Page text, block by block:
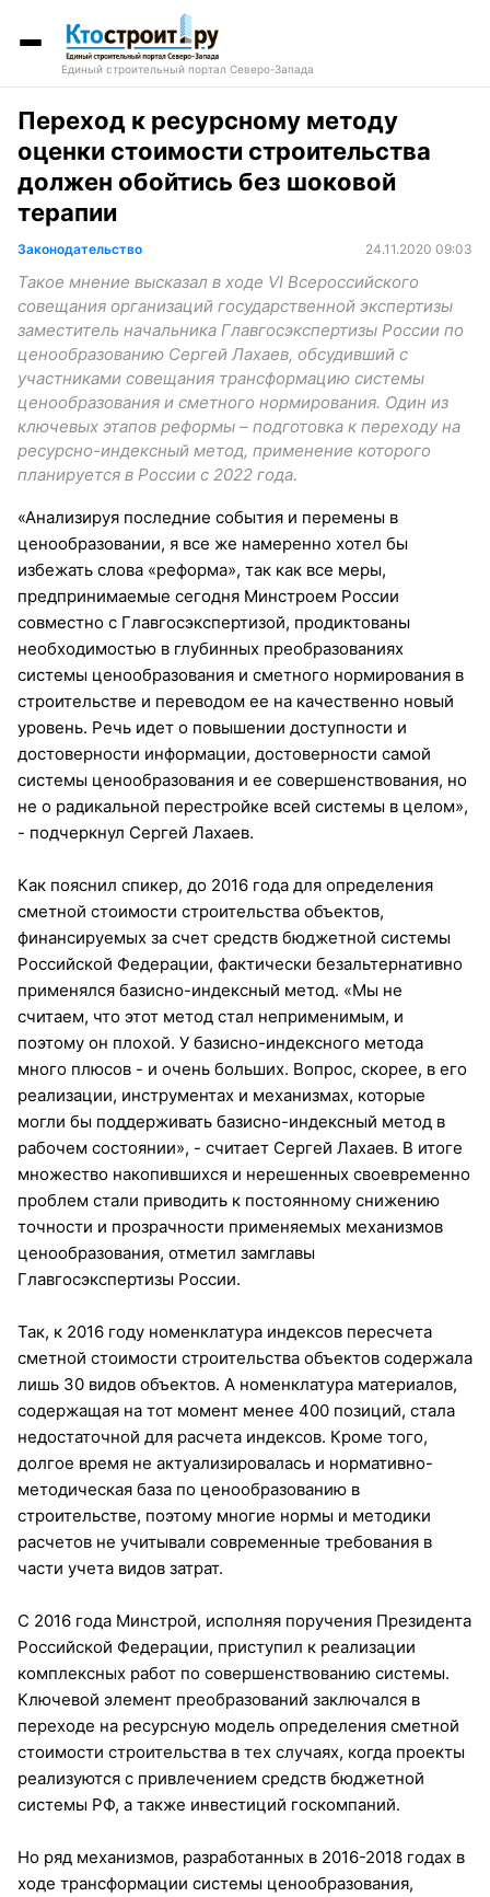
Единый строительный портал Северо-Запада
Переход к ресурсному методу
оценки стоимости строительства
должен обойтись без шоковой
терапии
Законодательство 24.11.2020 09:03
Такое мнение высказал в ходе VI Всероссийского
совещания организаций государственной экспертизы
заместитель начальника Главгосэкспертизы России по
ценообразованию Сергей Лахаев, обсудивший с
участниками совещания трансформацию системы
ценообразования и сметного нормирования. Один из
ключевых этапов реформы – подготовка к переходу на
ресурсно-индексный метод, применение которого
планируется в России с 2022 года.
«Анализируя последние события и перемены в
ценообразовании, я все же намеренно хотел бы
избежать слова «реформа», так как все меры,
предпринимаемые сегодня Минстроем России
совместно с Главгосэкспертизой, продиктованы
необходимостью в глубинных преобразованиях
системы ценообразования и сметного нормирования в
строительстве и переводом ее на качественно новый
уровень. Речь идет о повышении доступности и
достоверности информации, достоверности самой
системы ценообразования и ее совершенствования, но
не о радикальной перестройке всей системы в целом»,
- подчеркнул Сергей Лахаев.
Как пояснил спикер, до 2016 года для определения
сметной стоимости строительства объектов,
финансируемых за счет средств бюджетной системы
Российской Федерации, фактически безальтернативно
применялся базисно-индексный метод. «Мы не
считаем, что этот метод стал неприменимым, и
поэтому он плохой. У базисно-индексного метода
много плюсов - и очень больших. Вопрос, скорее, в его
реализации, инструментах и механизмах, которые
могли бы поддерживать базисно-индексный метод в
рабочем состоянии», - считает Сергей Лахаев. В итоге
множество накопившихся и нерешенных своевременно
проблем стали приводить к постоянному снижению
точности и прозрачности применяемых механизмов
ценообразования, отметил замглавы
Главгосэкспертизы России.
Так, к 2016 году номенклатура индексов пересчета
сметной стоимости строительства объектов содержала
лишь 30 видов объектов. А номенклатура материалов,
содержащая на тот момент менее 400 позиций, стала
недостаточной для расчета индексов. Кроме того,
долгое время не актуализировалась и нормативно-
методическая база по ценообразованию в
строительстве, поэтому многие нормы и методики
расчетов не учитывали современные требования в
части учета видов затрат.
С 2016 года Минстрой, исполняя поручения Президента
Российской Федерации, приступил к реализации
комплексных работ по совершенствованию системы.
Ключевой элемент преобразований заключался в
переходе на ресурсную модель определения сметной
стоимости строительства в тех случаях, когда проекты
реализуются с привлечением средств бюджетной
системы РФ, а также инвестиций госкомпаний.
Но ряд механизмов, разработанных в 2016-2018 годах в
ходе трансформации системы ценообразования,